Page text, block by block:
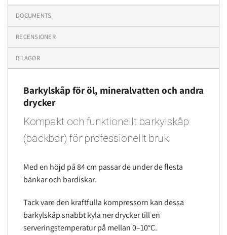
DOCUMENTS
RECENSIONER
BILAGOR
Barkylskåp för öl, mineralvatten och andra
drycker
Kompakt och funktionellt barkylskåp
(backbar) för professionellt bruk.
Med en höjd på 84 cm passar de under de flesta
bänkar och bardiskar.
Tack vare den kraftfulla kompressorn kan dessa
barkylskåp snabbt kyla ner drycker till en
serveringstemperatur på mellan 0–10°C.